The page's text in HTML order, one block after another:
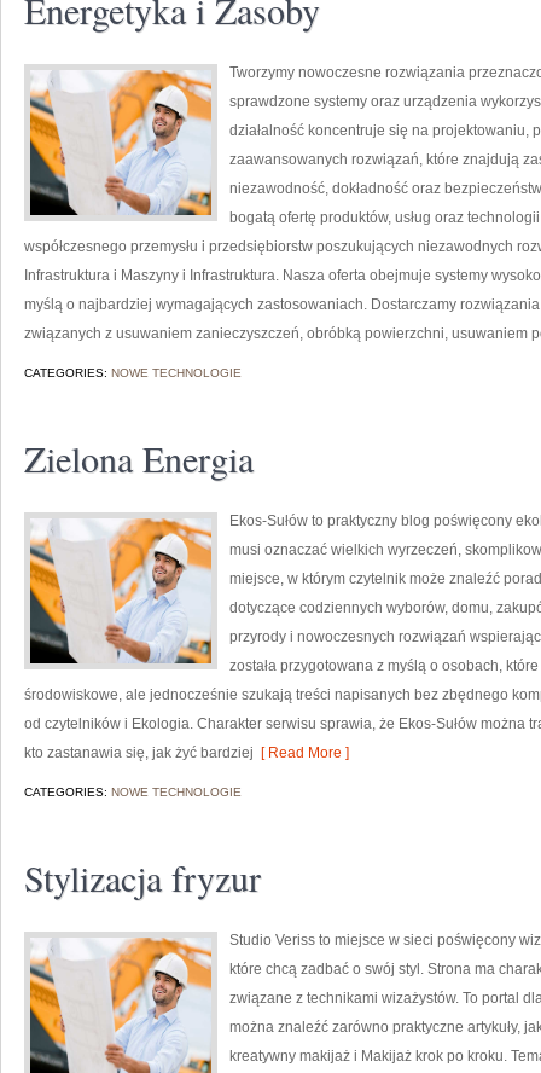
Energetyka i Zasoby
Tworzymy nowoczesne rozwiązania
sprawdzone systemy oraz urządzenia
działalność koncentruje się na projektowaniu,
zaawansowanych rozwiązań, które znajdują
niezawodność, dokładność oraz
bogatą ofertę produktów, usług oraz
współczesnego przemysłu i przedsiębiorstw poszukujących niezawodnych
Infrastruktura i Maszyny i Infrastruktura. Nasza oferta obejmuje systemy
myślą o najbardziej wymagających zastosowaniach. Dostarczamy
związanych z usuwaniem zanieczyszczeń, obróbką powierzchni, usuwaniem
CATEGORIES: NOWE TECHNOLOGIE
Zielona Energia
Ekos-Sułów to praktyczny blog poświęcony
musi oznaczać wielkich wyrzeczeń,
miejsce, w którym czytelnik może znaleźć
dotyczące codziennych wyborów, domu,
przyrody i nowoczesnych rozwiązań
została przygotowana z myślą o osobach,
środowiskowe, ale jednocześnie szukają treści napisanych bez zbędnego
od czytelników i Ekologia. Charakter serwisu sprawia, że Ekos-Sułów można
kto zastanawia się, jak żyć bardziej [ Read More ]
CATEGORIES: NOWE TECHNOLOGIE
Stylizacja fryzur
Studio Veriss to miejsce w sieci poświęcony
które chcą zadbać o swój styl. Strona ma
związane z technikami wizażystów. To portal
można znaleźć zarówno praktyczne artykuły,
kreatywny makijaż i Makijaż krok po kroku.